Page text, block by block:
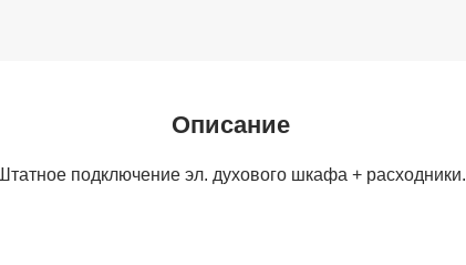
Описание
подключение эл. духового шкафа + расходники.